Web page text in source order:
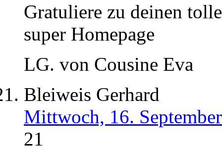
Gratuliere zu deinen
super Homepage
LG. von Cousine Eva
Bleiweis Gerhard
Mittwoch, 16.
21